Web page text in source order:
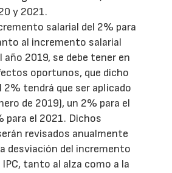
y 2021.
salarial del 2% para
al incremento salarial
año 2019, se debe tener en
oportunos, que dicho
tendrá que ser aplicado
de 2019), un 2% para el
para el 2021. Dichos
revisados anualmente
desviación del incremento
tanto al alza como a la